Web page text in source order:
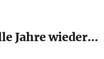
Jahre wieder…